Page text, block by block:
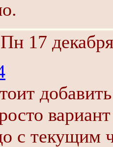
Пн 17
с текущим